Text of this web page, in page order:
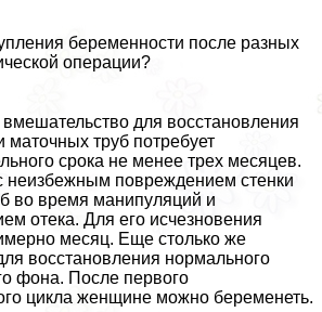
беременности после разных
операции?
для восстановления
маточных труб потребует
срока не менее трех месяцев.
неизбежным повреждением стенки
во время манипуляций и
отека. Для его исчезновения
месяц. Еще столько же
восстановления нормального
фона. После первого
цикла женщине можно беременеть.